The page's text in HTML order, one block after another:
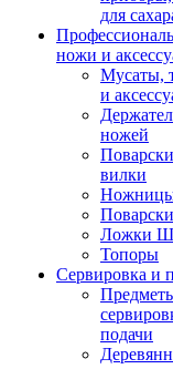
для
ножи и
Мусаты,
и
ножей
вилки
Ложки
Топоры
Сервировка и
подачи